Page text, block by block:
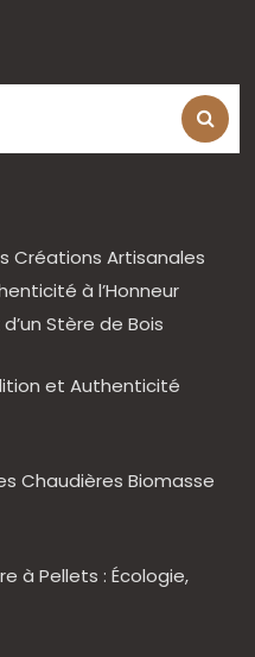
Créations Artisanales
à l’Honneur
Stère de Bois
et Authenticité
Chaudières Biomasse
à Pellets : Écologie,